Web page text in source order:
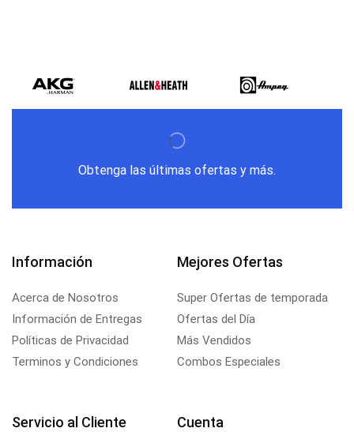
Obtenga las últimas ofertas y más.
Información
Acerca de Nosotros
Información de Entregas
Políticas de Privacidad
Terminos y Condiciones
Mejores Ofertas
Super Ofertas de temporada
Ofertas del Día
Más Vendidos
Combos Especiales
Servicio al Cliente Cuenta